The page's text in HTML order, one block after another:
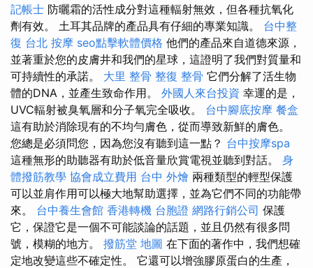
記帳士 防曬霜的活性成分對這種輻射無效，但各種抗氧化
劑有效。 土耳其品牌的產品具有仔細的專業知識。 台中整
復 台北 按摩 seo點擊軟體價格 他們的產品來自道德來源，
並著重於您的皮膚井和我們的星球，這證明了我們對質量和
可持續性的承諾。 大里 整骨 整復 整骨 它們分解了活生物
體的DNA，並產生致命作用。 外國人來台投資 幸運的是，
UVC輻射被臭氧層和分子氧完全吸收。 台中腳底按摩 餐盒
這有助於消除現有的不均勻膚色，從而導致新鮮的膚色。
您總是必須問您，因為您沒有聽到這一點？ 台中按摩spa
這種無形的助聽器有助於低音量欣賞電視並聽到對話。 身
體撥筋教學 協會成立費用 台中 外燴 兩種類型的輕型保護
可以並肩作用可以極大地幫助選擇，並為它們不同的功能帶
來。 台中養生會館 香港轉機 台胞證 網路行銷公司 保護
它，保證它是一個不可能談論的話題，並且仍然有很多問
號，模糊的地方。 撥筋堂 地圖 在下面的著作中，我們想確
定地改變這些不確定性。 它還可以增強膠原蛋白的生產，